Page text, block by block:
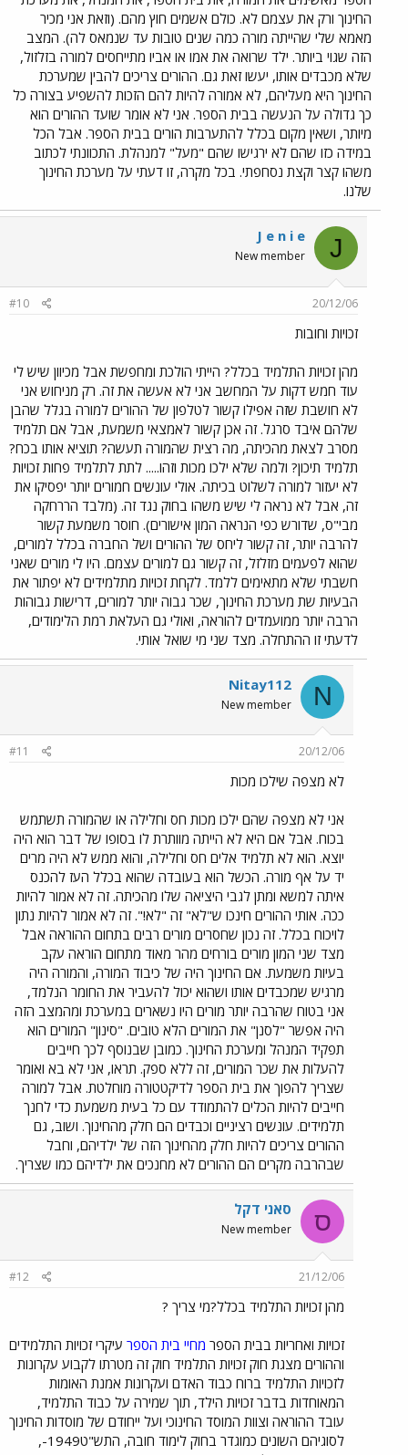
החינוך ורק את עצמם לא. כולם אשמים חוץ מהם. (וזאת אני מכיר
מאמא שלי שהייתה מורה כמה שנים טובות עד שנמאס לה). המצב
הזה שגוי ביותר. ילד שרואה את אמו או אביו מתייחסים למורה בזלזול,
שלא מכבדים אותו, יעשו זאת גם. ההורים צריכים להבין שמערכת
החינוך היא מעליהם, לא אמורה להיות להם הזכות להשפיע בצורה כל
כך גדולה על הנעשה בבית הספר. אני לא אומר שועד ההורים הוא
מיותר, ושאין מקום בכלל להתערבות הורים בבית הספר. אבל הכל
במידה כזו שהם לא ירגישו שהם "מעל" למנהלת. התכוונתי לכתוב
משהו קצר וקצת נסחפתי. בכל מקרה, זו דעתי על מערכת החינוך
שלנו.
J
J e n i e
New member
20/12/06
#10
זכויות וחובות
מהן זכויות התלמיד בכלל? הייתי הולכת ומחפשת אבל מכיוון שיש לי
עוד חמש דקות על המחשב אני לא אעשה את זה. רק מניחוש אני
לא חושבת שזה אפילו קשור לטלפון של ההורים למורה בגלל שהבן
שלהם איבד סרגל. זה אכן קשור לאמצאי משמעת, אבל אם תלמיד
מסרב לצאת מהכיתה, מה רצית שהמורה תעשה? תוציא אותו בכח?
תלמיד תיכון? ולמה שלא ילכו מכות וזהו..... לתת לתלמיד פחות זכויות
לא יעזור למורה לשלוט בכיתה. אולי עונשים חמורים יותר יפסיקו את
זה, אבל לא נראה לי שיש משהו בחוק נגד זה. (מלבד הררחקה
מבי"ס, שדורש כפי הנראה המון אישורים). חוסר משמעת קשור
להרבה יותר, זה קשור ליחס של ההורים ושל החברה בכלל למורים,
שהוא לפעמים מזלזל, זה קשור גם למורים עצמם. היו לי מורים שאני
חשבתי שלא מתאימים ללמד. לקחת זכויות מתלמידים לא יפתור את
הבעיות שת מערכת החינוך, שכר גבוה יותר למורים, דרישות גבוהות
הרבה יותר ממועמדים להוראה, ואולי גם העלאת רמת הלימודים,
לדעתי זו ההתחלה. מצד שני מי שואל אותי.
N
Nitay112
New member
20/12/06
#11
לא מצפה שילכו מכות
אני לא מצפה שהם ילכו מכות חס וחלילה או שהמורה תשתמש
בכוח. אבל אם היא לא הייתה מוותרת לו בסופו של דבר הוא היה
יוצא. הוא לא תלמיד אלים חס וחלילה, והוא ממש לא היה מרים
יד על אף מורה. הכשל הוא בעובדה שהוא בכלל העז להכנס
איתה למשא ומתן לגבי היציאה שלו מהכיתה. זה לא אמור להיות
ככה. אותי ההורים חינכו ש"לא" זה "לא!". זה לא אמור להיות נתון
לויכוח בכלל. זה נכון שחסרים מורים רבים בתחום ההוראה אבל
מצד שני המון מורים בורחים מהר מאוד מתחום הוראה עקב
בעיות משמעת. אם החינוך היה של כיבוד המורה, והמורה היה
מרגיש שמכבדים אותו ושהוא יכול להעביר את החומר הנלמד,
אני בטוח שהרבה יותר מורים היו נשארים במערכת ומהמצב הזה
היה אפשר "לסנן" את המורים הלא טובים. "סינון" המורים הוא
תפקיד המנהל ומערכת החינוך. כמובן שבנוסף לכך חייבים
להעלות את שכר המורים, זה ללא ספק. תראו, אני לא בא ואומר
שצריך להפוך את בית הספר לדיקטטורה מוחלטת. אבל למורה
חייבים להיות הכלים להתמודד עם כל בעית משמעת כדי לחנך
תלמידים. עונשים רציניים וכבדים הם חלק מהחינוך. ושוב, גם
ההורים צריכים להיות חלק מהחינוך הזה של ילדיהם, וחבל
שבהרבה מקרים הם ההורים לא מחנכים את ילדיהם כמו שצריך.
ס סאני דקל
New member
21/12/06
#12
מהן זכויות התלמיד בכלל?מי צריך ?
זכויות ואחריות בבית הספר מחיי בית הספר עיקרי זכויות התלמידים
וההורים מצגת חוק זכויות התלמיד חוק זה מטרתו לקבוע עקרונות
לזכויות התלמיד ברוח כבוד האדם ועקרונות אמנת האומות
המאוחדות בדבר זכויות הילד, תוך שמירה על כבוד התלמיד,
עובד ההוראה וצוות המוסד החינוכי ועל ייחודם של מוסדות החינוך
לסוגיהם השונים כמוגדר בחוק לימוד חובה, התש"ט1949-,